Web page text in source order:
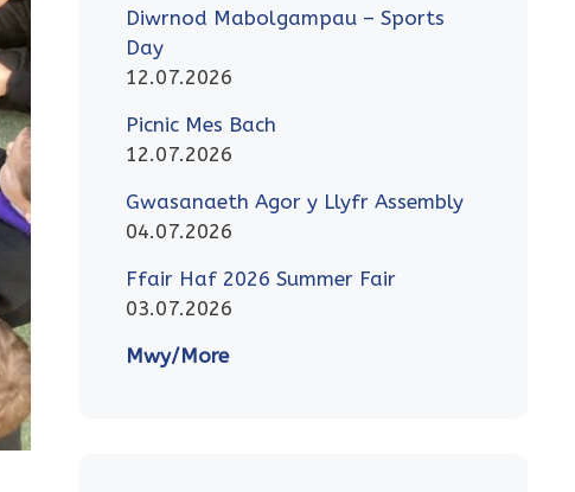
Diwrnod Mabolgampau – Sports
Day
12.07.2026
Picnic Mes Bach
12.07.2026
Gwasanaeth Agor y Llyfr Assembly
04.07.2026
Ffair Haf 2026 Summer Fair
03.07.2026
Mwy/More